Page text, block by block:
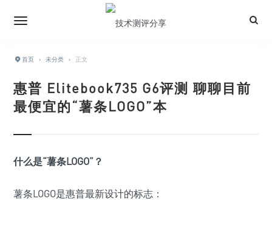
首页 › 未分类 › 正文
惠普 Elitebook735 G6评测 聊聊目前
最便宜的“薯条LOGO”本
什么是“薯条LOGO”？
薯条LOGO是惠普最新设计的标志：